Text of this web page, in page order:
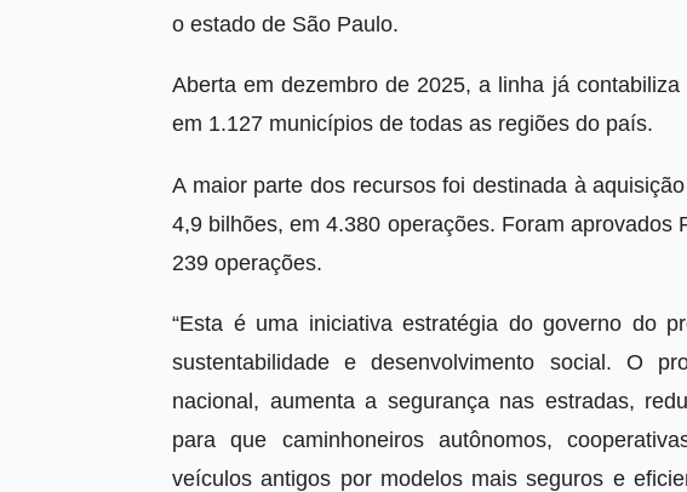
o estado de São Paulo.
Aberta em dezembro de 2025, a linha já
em 1.127 municípios de todas as regiões do país.
A maior parte dos recursos foi destinada à
4,9 bilhões, em 4.380 operações. Foram aprovados
239 operações.
“Esta é uma iniciativa estratégia do governo do
sustentabilidade e desenvolvimento social. O
nacional, aumenta a segurança nas estradas,
para que caminhoneiros autônomos,
veículos antigos por modelos mais seguros e